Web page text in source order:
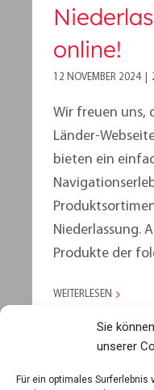
Sie
unserer
Für ein optimales
online!
12 NOVEMBER 2024
Wir freuen uns,
Länder-
bieten ein
Niederlassung.
Produkte der
WEITERLESEN